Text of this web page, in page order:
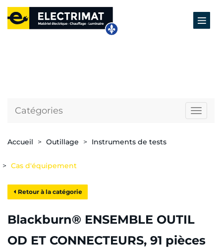
Catégories
Accueil Outillage Instruments de tests
Cas d'équipement
Retour à la catégorie
Blackburn® ENSEMBLE OUTIL
OD ET CONNECTEURS, 91 pièces